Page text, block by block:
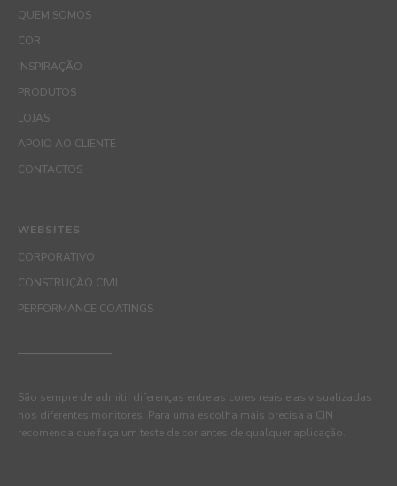
QUEM SOMOS
COR
INSPIRAÇÃO
PRODUTOS
LOJAS
APOIO AO CLIENTE
CONTACTOS
WEBSITES
CORPORATIVO
CONSTRUÇÃO CIVIL
PERFORMANCE COATINGS
São sempre de admitir diferenças entre as cores reais e as visualizadas
nos diferentes monitores. Para uma escolha mais precisa a CIN
recomenda que faça um teste de cor antes de qualquer aplicação.